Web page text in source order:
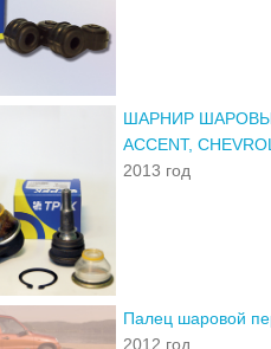
ШАРНИР ШАРОВЫЙ
ACCENT,
2013 год
Палец шаровой
2012 год